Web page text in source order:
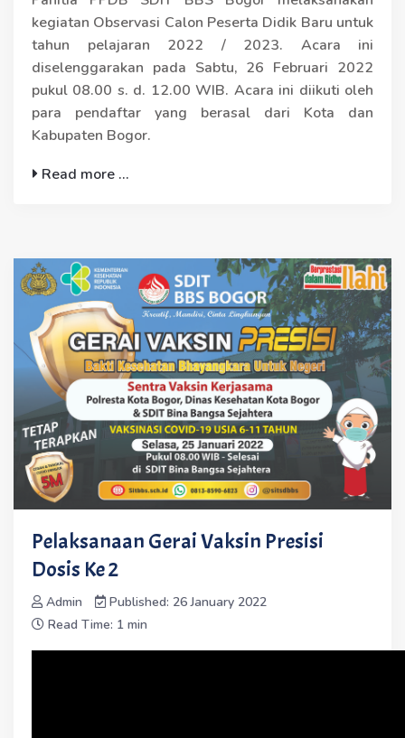
kegiatan Observasi Calon Peserta Didik Baru untuk
tahun pelajaran 2022 / 2023. Acara ini
diselenggarakan pada Sabtu, 26 Februari 2022
pukul 08.00 s. d. 12.00 WIB. Acara ini diikuti oleh
para pendaftar yang berasal dari Kota dan
Kabupaten Bogor.
Read more ...
Pelaksanaan Gerai Vaksin Presisi
Dosis Ke 2
Admin
Published: 26 January 2022
Read Time: 1 min